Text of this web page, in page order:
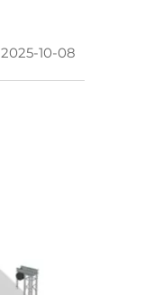
2025-10-08 10:09:36